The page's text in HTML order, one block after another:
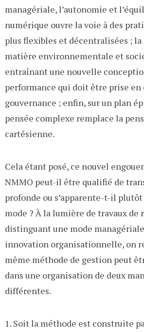
managériale, l’autonomie et
numérique ouvre la voie à des
plus flexibles et décentralisées ;
matière environnementale et
entraînant une nouvelle
performance qui doit être prise en
gouvernance ; enfin, sur un plan
pensée complexe remplace la
cartésienne.
Cela étant posé, ce nouvel
NMMO peut-il être qualifié de
profonde ou s’apparente-t-il
mode ? À la lumière de travaux de
distinguant une mode managériale
innovation organisationnelle, on
même méthode de gestion peut
dans une organisation de deux
différentes.
1. Soit la méthode est construite